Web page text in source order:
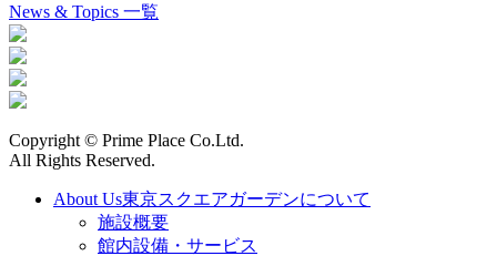
News & Topics 一覧
Copyright © Prime Place Co.Ltd.
All Rights Reserved.
About Us東京スクエアガーデンについて
施設概要
館内設備・サービス